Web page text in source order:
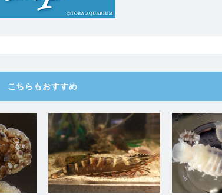
こちらもおすすめ